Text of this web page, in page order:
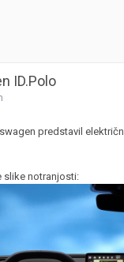
TEHNIKA
BOLKA
VPRAŠANJA
HABJAN
ID.Polo
predstavil
slike notranjosti: